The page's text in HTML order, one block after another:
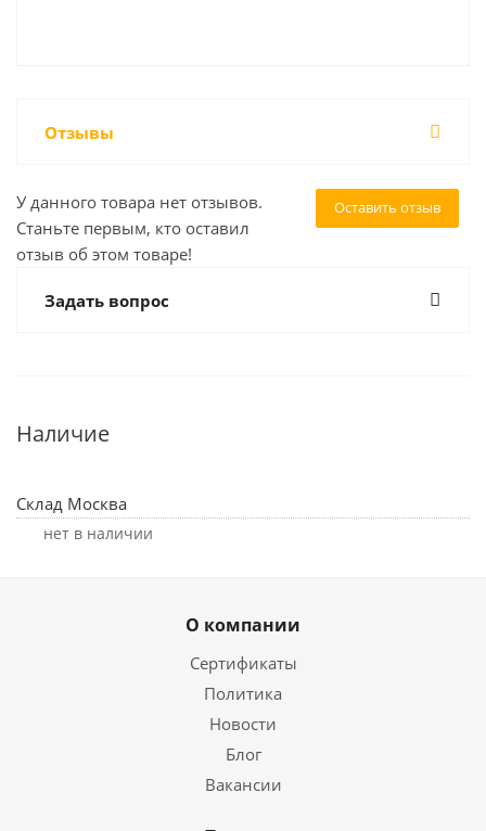
Отзывы
Оставить отзыв
У данного товара нет отзывов.
Станьте первым, кто оставил
отзыв об этом товаре!
Задать вопрос
Наличие
Склад Москва
Нет в наличии
О компании
Сертификаты
Политика
Новости
Блог
Вакансии